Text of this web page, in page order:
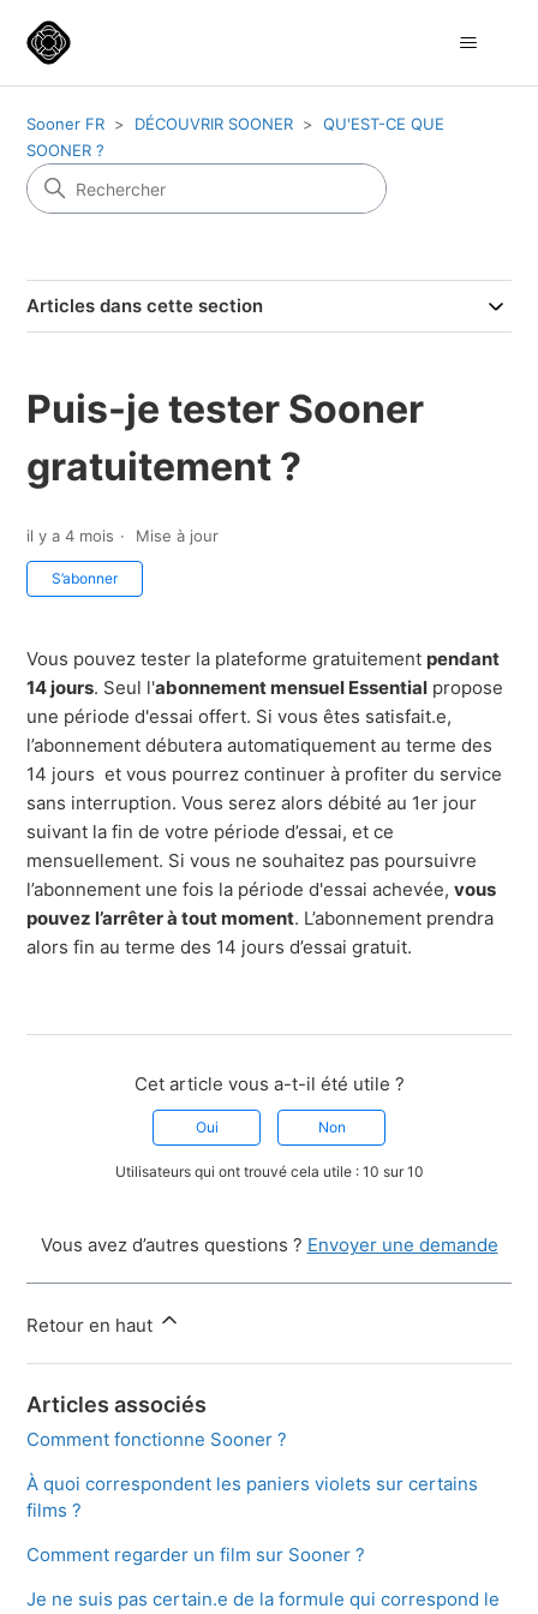
Sooner FR DÉCOUVRIR SOONER
QU'EST-CE QUE
SOONER ?
Articles dans cette section
Puis-je tester Sooner
gratuitement ?
il y a 4 mois Mise à jour
S’abonner
Vous pouvez tester la plateforme gratuitement pendant
14 jours. Seul l'abonnement mensuel Essential propose
une période d'essai offert. Si vous êtes satisfait.e,
l’abonnement débutera automatiquement au terme des
14 jours et vous pourrez continuer à profiter du service
sans interruption. Vous serez alors débité au 1er jour
suivant la fin de votre période d’essai, et ce
mensuellement. Si vous ne souhaitez pas poursuivre
l’abonnement une fois la période d'essai achevée,vous
pouvez l’arrêter à tout moment. L’abonnement prendra
alors fin au terme des 14 jours d’essai gratuit.
Cet article vous a-t-il été utile ?
Oui Non
Utilisateurs qui ont trouvé cela utile : 10 sur 10
Vous avez d’autres questions ? Envoyer une demande
Retour en haut
Articles associés
Comment fonctionne Sooner ?
À quoi correspondent les paniers violets sur certains
films ?
Comment regarder un film sur Sooner ?
Je ne suis pas certain.e de la formule qui correspond le